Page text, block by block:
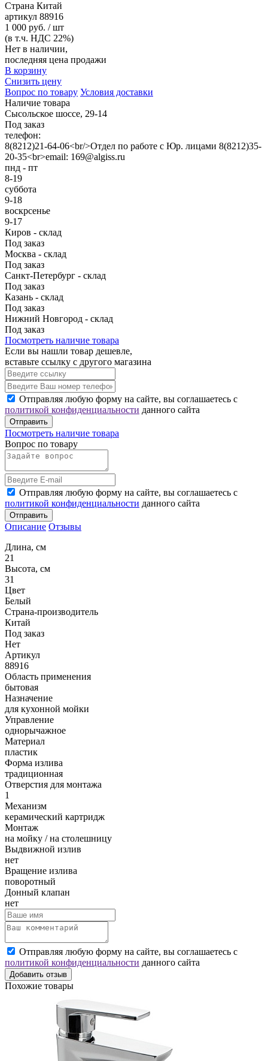
Страна Китай
артикул 88916
1 000 руб. / шт
(в т.ч. НДС 22%)
Нет в наличии,
последняя цена продажи
В корзину
Снизить цену
Вопрос по товару Условия доставки
Наличие товара
Сысольское шоссе, 29-14
Под заказ
телефон:
8(8212)21-64-06<br/>Отдел по работе с Юр. лицами 8(8212)35-
20-35<br>email: 169@algiss.ru
пнд - пт
8-19
суббота
9-18
воскрсенье
9-17
Киров - склад
Под заказ
Москва - склад
Под заказ
Санкт-Петербург - склад
Под заказ
Казань - склад
Под заказ
Нижний Новгород - склад
Под заказ
Посмотреть наличие товара
Если вы нашли товар дешевле,
вставьте ссылку с другого магазина
Отправляя любую форму на сайте, вы соглашаетесь с
политикой конфиденциальности данного сайта
Отправить
Посмотреть наличие товара
Вопрос по товару
Отправляя любую форму на сайте, вы соглашаетесь с
политикой конфиденциальности данного сайта
Отправить
Описание Отзывы
Длина, см
21
Высота, см
31
Цвет
Белый
Страна-производитель
Китай
Под заказ
Нет
Артикул
88916
Область применения
бытовая
Назначение
для кухонной мойки
Управление
однорычажное
Материал
пластик
Форма излива
традиционная
Отверстия для монтажа
1
Механизм
керамический картридж
Монтаж
на мойку / на столешницу
Выдвижной излив
нет
Вращение излива
поворотный
Донный клапан
нет
Отправляя любую форму на сайте, вы соглашаетесь с
политикой конфиденциальности данного сайта
Добавить отзыв
Похожие товары